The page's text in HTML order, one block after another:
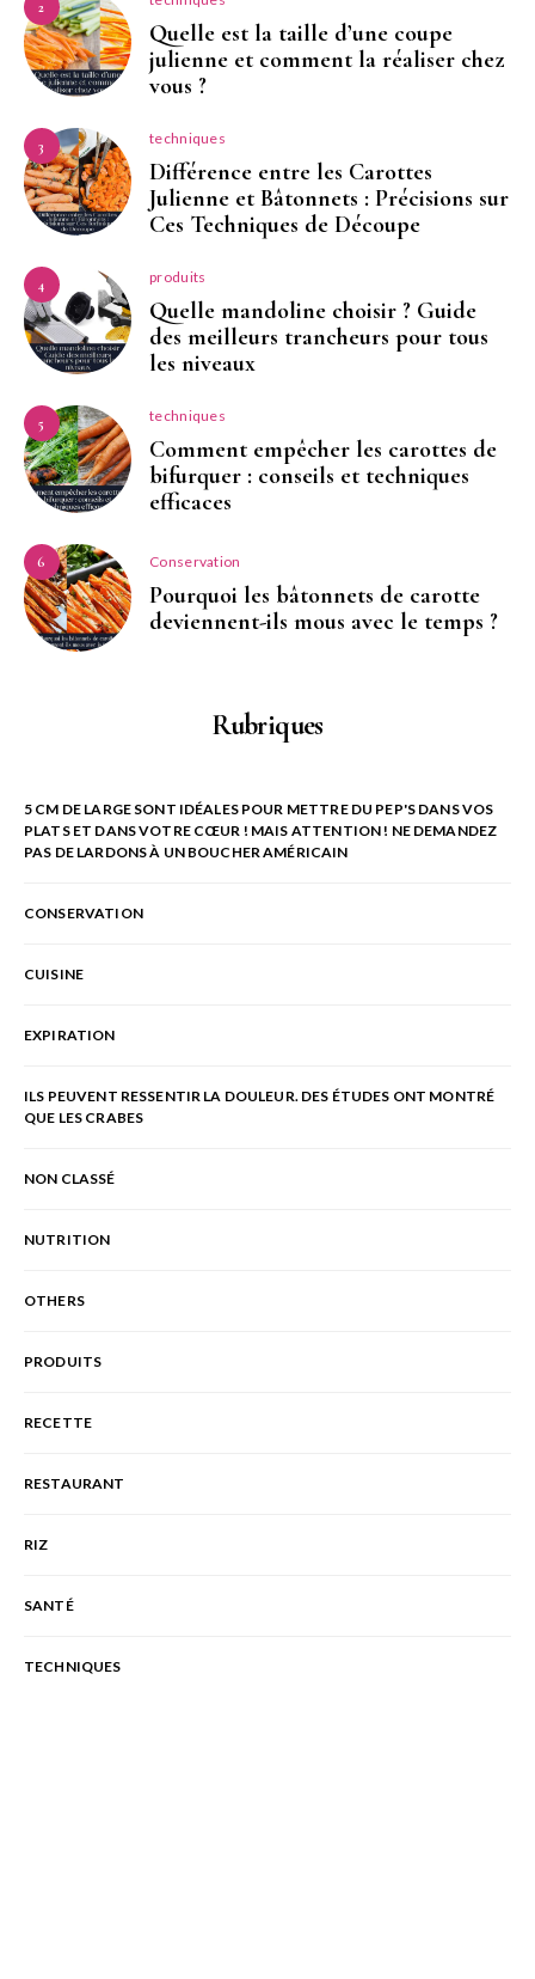
2
Quelle est la taille d’une coupe
julienne et comment la réaliser chez
vous ?
3 techniques
Différence entre les Carottes
Julienne et Bâtonnets : Précisions sur
Ces Techniques de Découpe
4 produits
Quelle mandoline choisir ? Guide
des meilleurs trancheurs pour tous
les niveaux
5 techniques
Comment empêcher les carottes de
bifurquer : conseils et techniques
efficaces
6 Conservation
Pourquoi les bâtonnets de carotte
deviennent-ils mous avec le temps ?
Rubriques
5 CM DE LARGE SONT IDÉALES POUR METTRE DU PEP'S DANS VOS
PLATS ET DANS VOTRE CŒUR ! MAIS ATTENTION ! NE DEMANDEZ
PAS DE LARDONS À UN BOUCHER AMÉRICAIN
CONSERVATION
CUISINE
EXPIRATION
ILS PEUVENT RESSENTIR LA DOULEUR. DES ÉTUDES ONT MONTRÉ
QUE LES CRABES
NON CLASSÉ
NUTRITION
OTHERS
PRODUITS
RECETTE
RESTAURANT
RIZ
SANTÉ
TECHNIQUES